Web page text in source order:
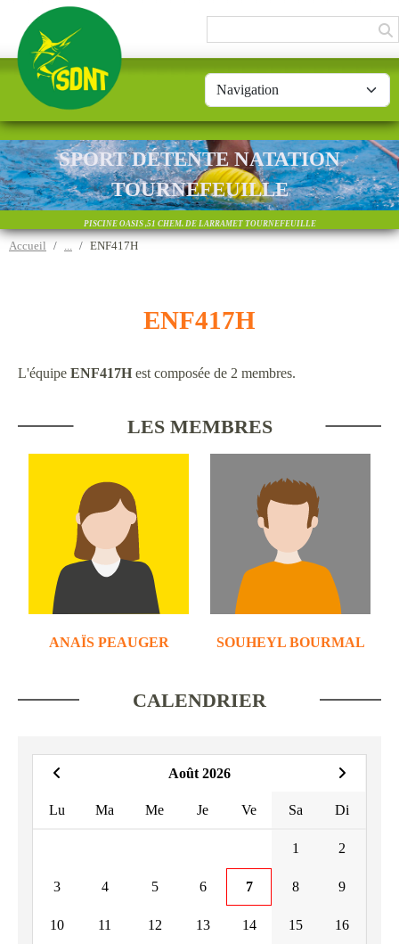
SPORT DÉTENTE NATATION
TOURNEFEUILLE
PISCINE OASIS ,51 CHEM. DE LARRAMET TOURNEFEUILLE
Accueil ENF417H
ENF417H
L'équipe ENF417H est composée de 2 membres.
LES MEMBRES
ANAÏS PEAUGER SOUHEYL BOURMAL
CALENDRIER
Août 2026
Lu Ma Me Je Ve Sa Di
1 2
3 4 5 6 7 8 9
10 11 12 13 14 15 16
Panneau de gestion des cookies